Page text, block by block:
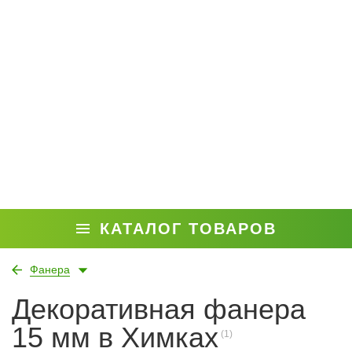
КАТАЛОГ ТОВАРОВ
Фанера
Декоративная фанера
15 мм в Химках